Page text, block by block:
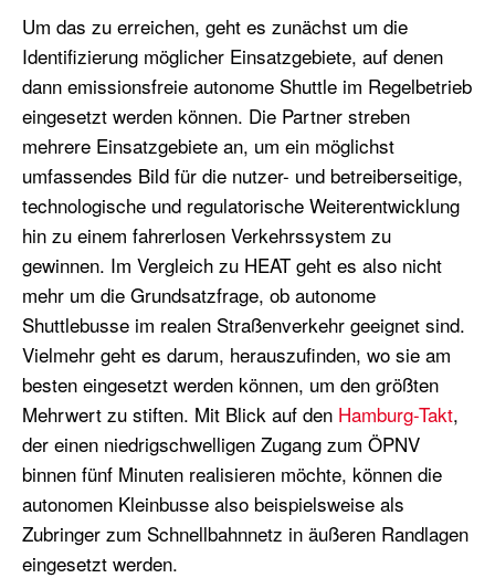
Um das zu erreichen, geht es zunächst um die
Identifizierung möglicher Einsatzgebiete, auf denen
dann emissionsfreie autonome Shuttle im Regelbetrieb
eingesetzt werden können. Die Partner streben
mehrere Einsatzgebiete an, um ein möglichst
umfassendes Bild für die nutzer- und betreiberseitige,
technologische und regulatorische Weiterentwicklung
hin zu einem fahrerlosen Verkehrssystem zu
gewinnen. Im Vergleich zu HEAT geht es also nicht
mehr um die Grundsatzfrage, ob autonome
Shuttlebusse im realen Straßenverkehr geeignet sind.
Vielmehr geht es darum, herauszufinden, wo sie am
besten eingesetzt werden können, um den größten
Mehrwert zu stiften. Mit Blick auf den Hamburg-Takt,
der einen niedrigschwelligen Zugang zum ÖPNV
binnen fünf Minuten realisieren möchte, können die
autonomen Kleinbusse also beispielsweise als
Zubringer zum Schnellbahnnetz in äußeren Randlagen
eingesetzt werden.